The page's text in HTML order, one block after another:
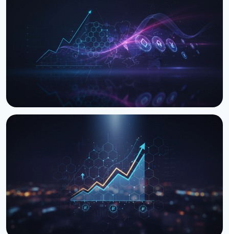
Україна вперше передала вилучену крипту в
управління ARMA: $8.3 млн USDT
29 червня 2026 р. 3 хв читання
Закон про оподаткування криптовалют: Рада
готує друге читання
26 березня 2026 р.3 хв читання